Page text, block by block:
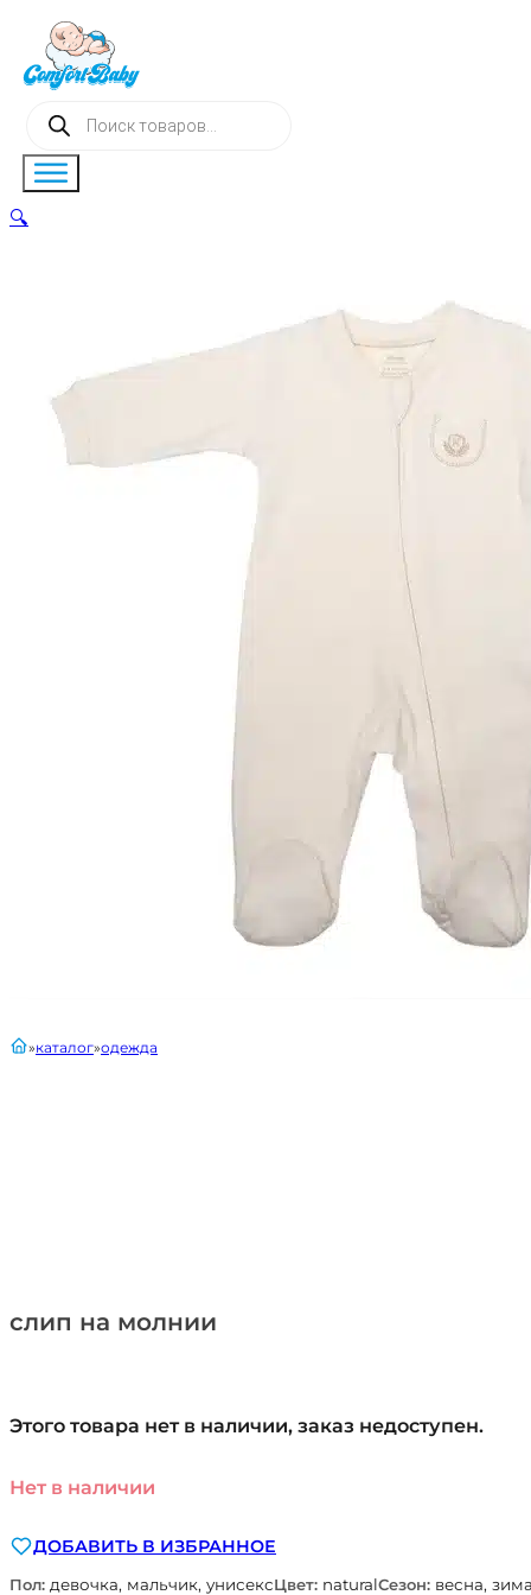
Поиск
товаров
слип на молнии
главнаякаталог одежда
Этого товара нет в наличии, заказ недоступен.
Нет в наличии
ДОБАВИТЬ В ИЗБРАННОЕ
Пол: девочка, мальчик, унисексЦвет: naturalСезон: весна,
🔍